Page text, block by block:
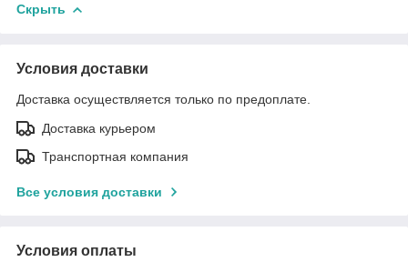
Скрыть
Условия доставки
Доставка осуществляется только по предоплате.
Доставка курьером
Транспортная компания
Все условия доставки
Условия оплаты